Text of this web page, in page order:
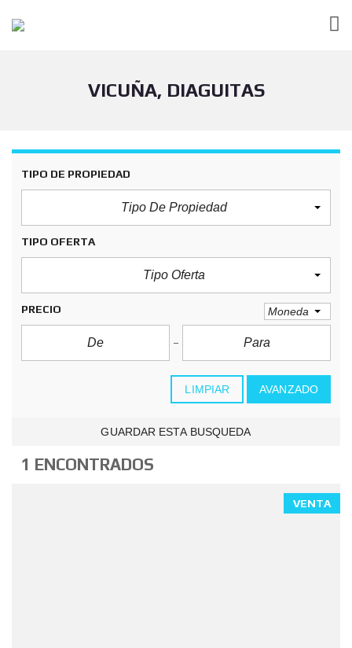
VICUÑA, DIAGUITAS
TIPO DE PROPIEDAD
Tipo De Propiedad
TIPO OFERTA
Tipo Oferta
PRECIO Moneda
LIMPIAR AVANZADO
GUARDAR ESTA BUSQUEDA
1 ENCONTRADOS
VENTA